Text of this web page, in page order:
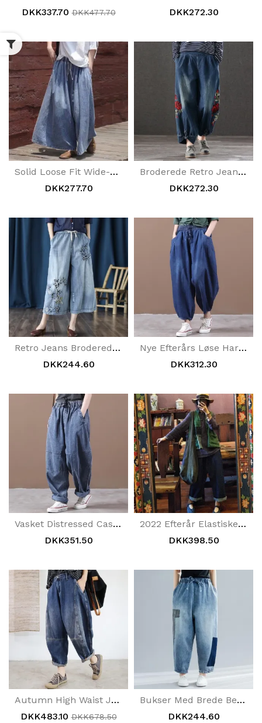
DKK337.70 DKK477.70
DKK272.30
Solid Loose Fit Wide-Leg Jeans
DKK277.70
Broderede Retro Jeans Med Løs Talje
DKK272.30
Retro Jeans Broderede Cropped Wide-Leg Bukser
DKK244.60
Nye Efterårs Løse Harem Denimbukser
DKK312.30
Vasket Distressed Casual Jeans Autumn
DKK351.50
2022 Efterår Elastiske Linning Jeans I Taljen
DKK398.50
Autumn High Waist Jeans Løs
DKK483.10 DKK678.50
Bukser Med Brede Ben Jeans September
DKK244.60